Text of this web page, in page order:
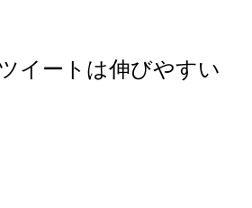
イートは伸びやすい